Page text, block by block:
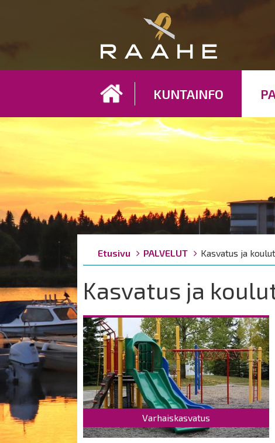
KUNTAINFO
Breadcrumbs
You
are
Etusivu PALVELUT Kasvatus ja
Kasvatus ja
Varhaiskasvatus